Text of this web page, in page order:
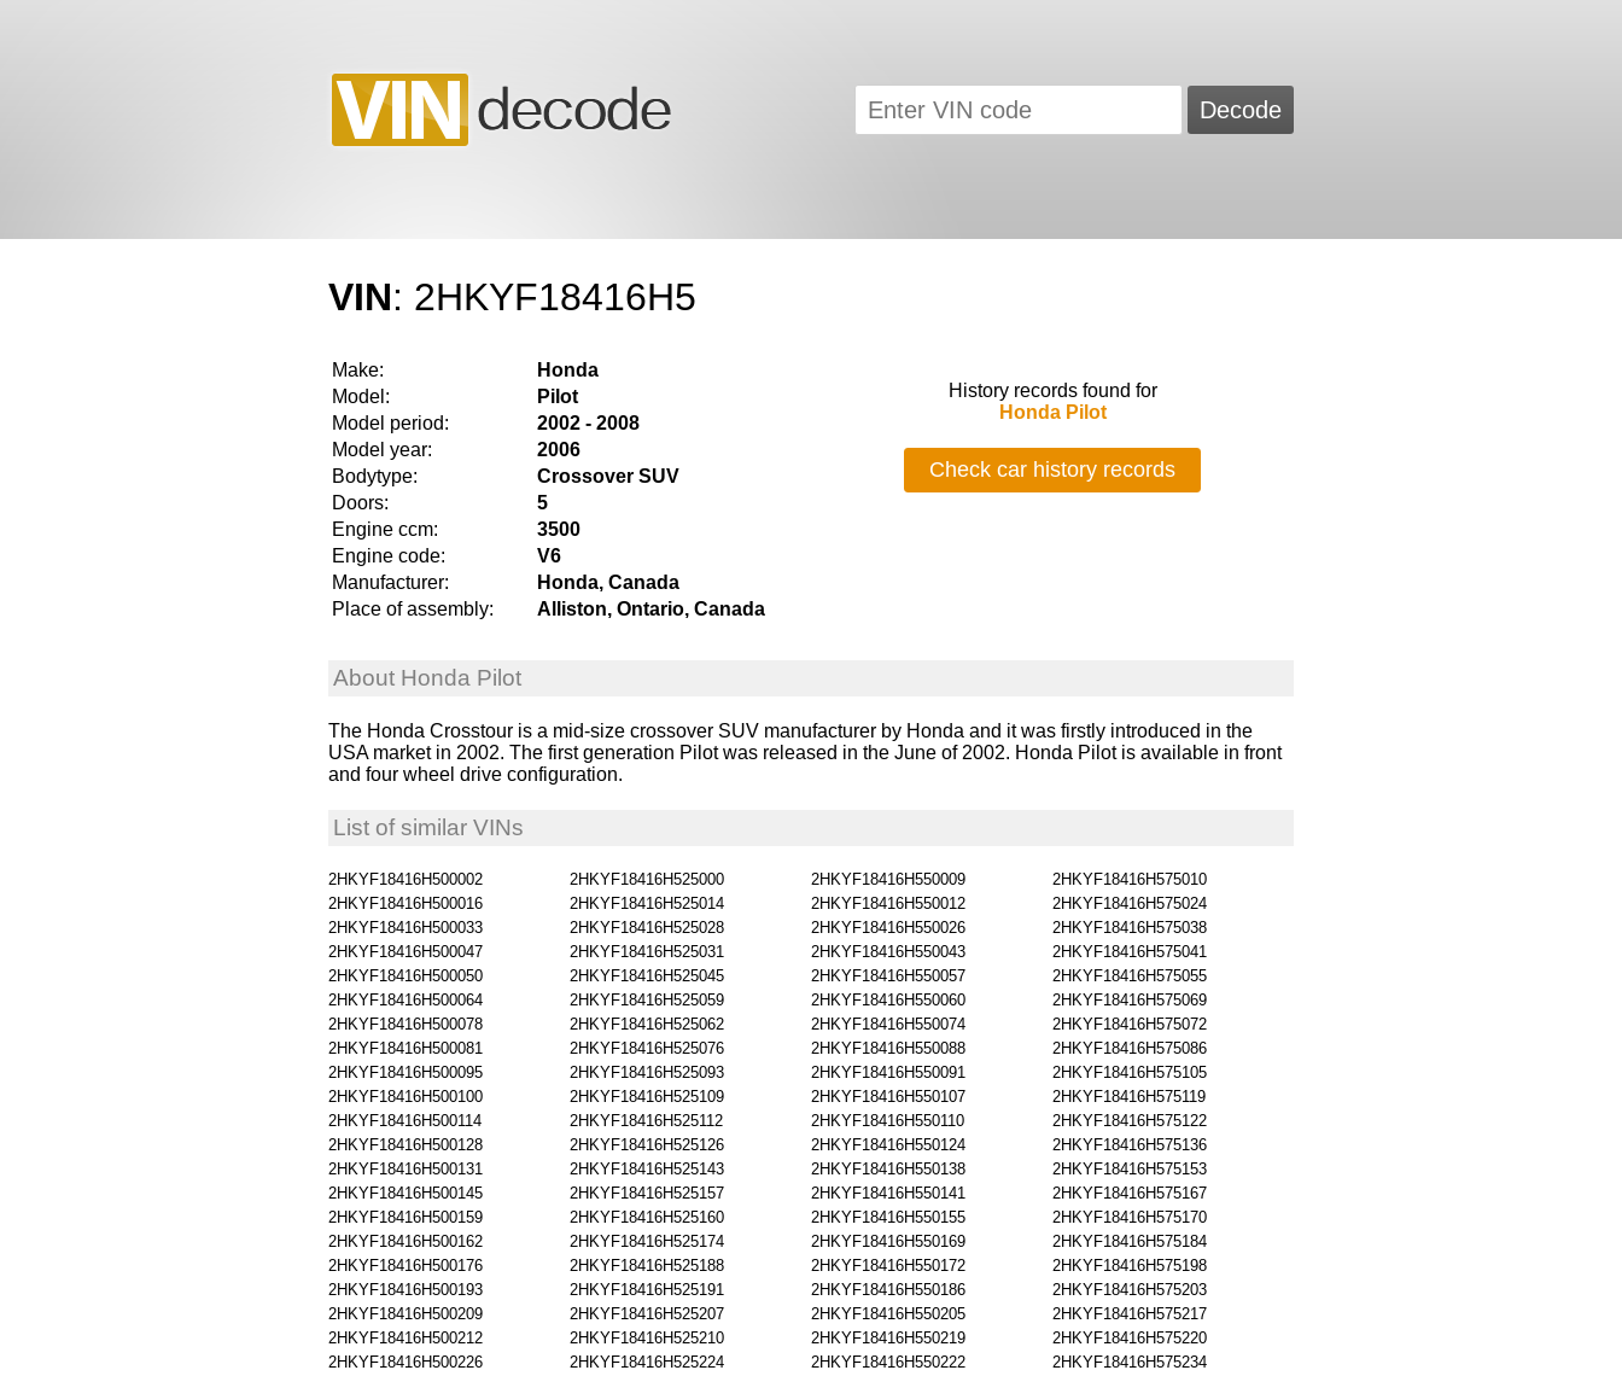
VIN: 2HKYF18416H5
Make:
Honda
Model:
Pilot
Model period:
2002 - 2008
Model year:
2006
Bodytype:
Crossover SUV
Doors:
5
Engine ccm:
3500
Engine code:
V6
Manufacturer:
Honda, Canada
Place of assembly:
Alliston, Ontario, Canada
History records found for
Honda Pilot
Check car history records
About Honda Pilot
The Honda Crosstour is a mid-size crossover SUV manufacturer by Honda and it was firstly introduced in the
USA market in 2002. The first generation Pilot was released in the June of 2002. Honda Pilot is available in front
and four wheel drive configuration.
List of similar VINs
2HKYF18416H500002
2HKYF18416H500016
2HKYF18416H500033
2HKYF18416H500047
2HKYF18416H500050
2HKYF18416H500064
2HKYF18416H500078
2HKYF18416H500081
2HKYF18416H500095
2HKYF18416H500100
2HKYF18416H500114
2HKYF18416H500128
2HKYF18416H500131
2HKYF18416H500145
2HKYF18416H500159
2HKYF18416H500162
2HKYF18416H500176
2HKYF18416H500193
2HKYF18416H500209
2HKYF18416H500212
2HKYF18416H500226
2HKYF18416H525000
2HKYF18416H525014
2HKYF18416H525028
2HKYF18416H525031
2HKYF18416H525045
2HKYF18416H525059
2HKYF18416H525062
2HKYF18416H525076
2HKYF18416H525093
2HKYF18416H525109
2HKYF18416H525112
2HKYF18416H525126
2HKYF18416H525143
2HKYF18416H525157
2HKYF18416H525160
2HKYF18416H525174
2HKYF18416H525188
2HKYF18416H525191
2HKYF18416H525207
2HKYF18416H525210
2HKYF18416H525224
2HKYF18416H550009
2HKYF18416H550012
2HKYF18416H550026
2HKYF18416H550043
2HKYF18416H550057
2HKYF18416H550060
2HKYF18416H550074
2HKYF18416H550088
2HKYF18416H550091
2HKYF18416H550107
2HKYF18416H550110
2HKYF18416H550124
2HKYF18416H550138
2HKYF18416H550141
2HKYF18416H550155
2HKYF18416H550169
2HKYF18416H550172
2HKYF18416H550186
2HKYF18416H550205
2HKYF18416H550219
2HKYF18416H550222
2HKYF18416H575010
2HKYF18416H575024
2HKYF18416H575038
2HKYF18416H575041
2HKYF18416H575055
2HKYF18416H575069
2HKYF18416H575072
2HKYF18416H575086
2HKYF18416H575105
2HKYF18416H575119
2HKYF18416H575122
2HKYF18416H575136
2HKYF18416H575153
2HKYF18416H575167
2HKYF18416H575170
2HKYF18416H575184
2HKYF18416H575198
2HKYF18416H575203
2HKYF18416H575217
2HKYF18416H575220
2HKYF18416H575234